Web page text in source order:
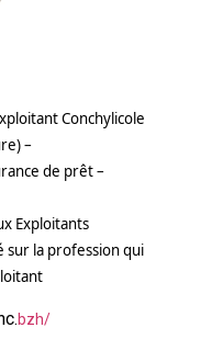
Conchylicole
–
de prêt –
Exploitants
sur la profession qui
bzh/